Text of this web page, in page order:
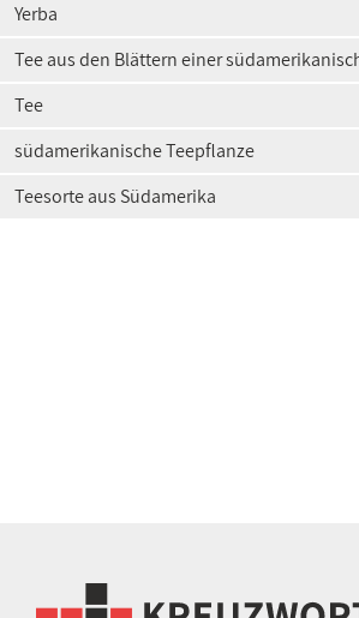
Yerba
Tee aus den Blättern einer
Tee
südamerikanische Teepflanze
Teesorte aus Südamerika